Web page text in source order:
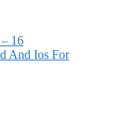
16
And Ios For